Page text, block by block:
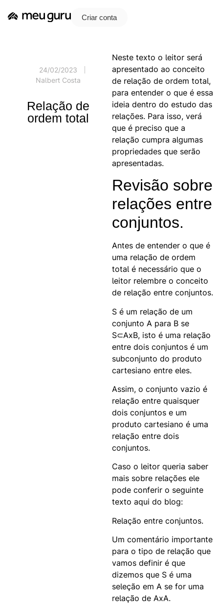
Criar conta
24/02/2023
Nalbert Costa
Relação de
ordem total
Neste texto o leitor será
apresentado ao conceito
de relação de ordem total,
para entender o que é essa
ideia dentro do estudo das
relações. Para isso, verá
que é preciso que a
relação cumpra algumas
propriedades que serão
apresentadas.
Revisão sobre
relações entre
conjuntos.
Antes de entender o que é
uma relação de ordem
total é necessário que o
leitor relembre o conceito
de relação entre conjuntos.
S é um relação de um
conjunto A para B se
S⊂AxB, isto é uma relação
entre dois conjuntos é um
subconjunto do produto
cartesiano entre eles.
Assim, o conjunto vazio é
relação entre quaisquer
dois conjuntos e um
produto cartesiano é uma
relação entre dois
conjuntos.
Caso o leitor queria saber
mais sobre relações ele
pode conferir o seguinte
texto aqui do blog:
Relação entre conjuntos.
Um comentário importante
para o tipo de relação que
vamos definir é que
dizemos que S é uma
seleção em A se for uma
relação de AxA.